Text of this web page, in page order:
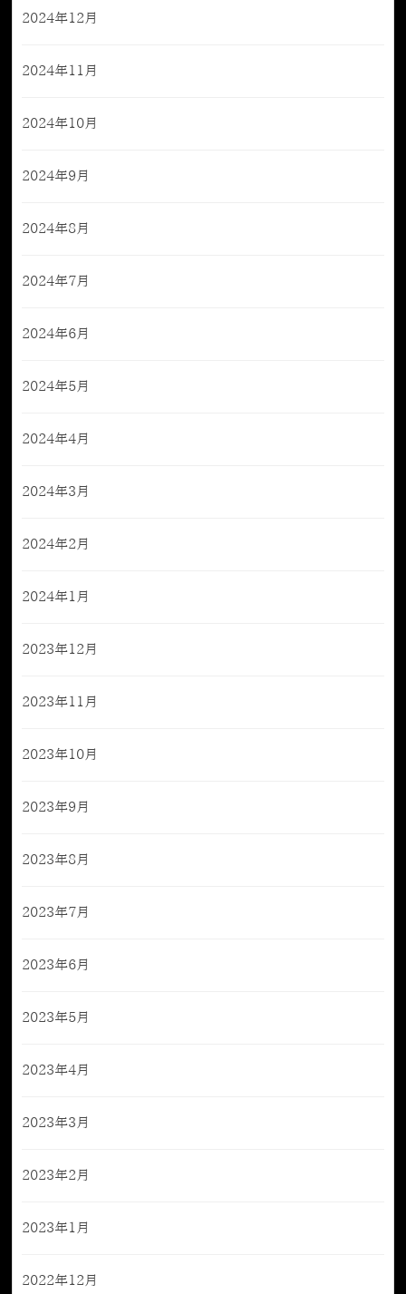
2024年12月
2024年11月
2024年10月
2024年9月
2024年8月
2024年7月
2024年6月
2024年5月
2024年4月
2024年3月
2024年2月
2024年1月
2023年12月
2023年11月
2023年10月
2023年9月
2023年8月
2023年7月
2023年6月
2023年5月
2023年4月
2023年3月
2023年2月
2023年1月
2022年12月